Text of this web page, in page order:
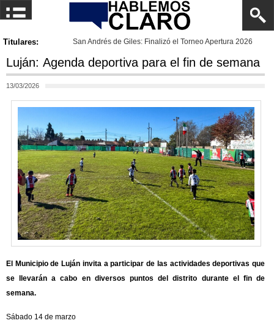
Titulares: San Andrés de Giles: Finalizó el Torneo Apertura 2026
Luján: Agenda deportiva para el fin de semana
13/03/2026
El Municipio de Luján invita a participar de las actividades deportivas que
se llevarán a cabo en diversos puntos del distrito durante el fin de
semana.
Sábado 14 de marzo